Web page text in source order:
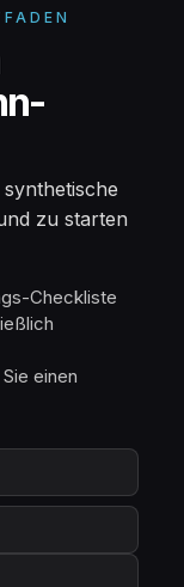
zu starten
Checkliste
einen